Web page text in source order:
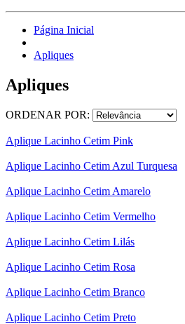
Página Inicial
Apliques
Apliques
ORDENAR POR:
Aplique Lacinho Cetim Pink
Aplique Lacinho Cetim Azul Turquesa
Aplique Lacinho Cetim Amarelo
Aplique Lacinho Cetim Vermelho
Aplique Lacinho Cetim Lilás
Aplique Lacinho Cetim Rosa
Aplique Lacinho Cetim Branco
Aplique Lacinho Cetim Preto